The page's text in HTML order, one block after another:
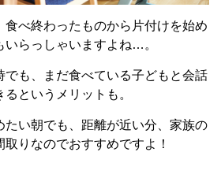
食べ終わったものから片付けを始め
いらっしゃいますよね…。
でも、まだ食べている子どもと会話
というメリットも。
たい朝でも、距離が近い分、家族の
りなのでおすすめですよ！